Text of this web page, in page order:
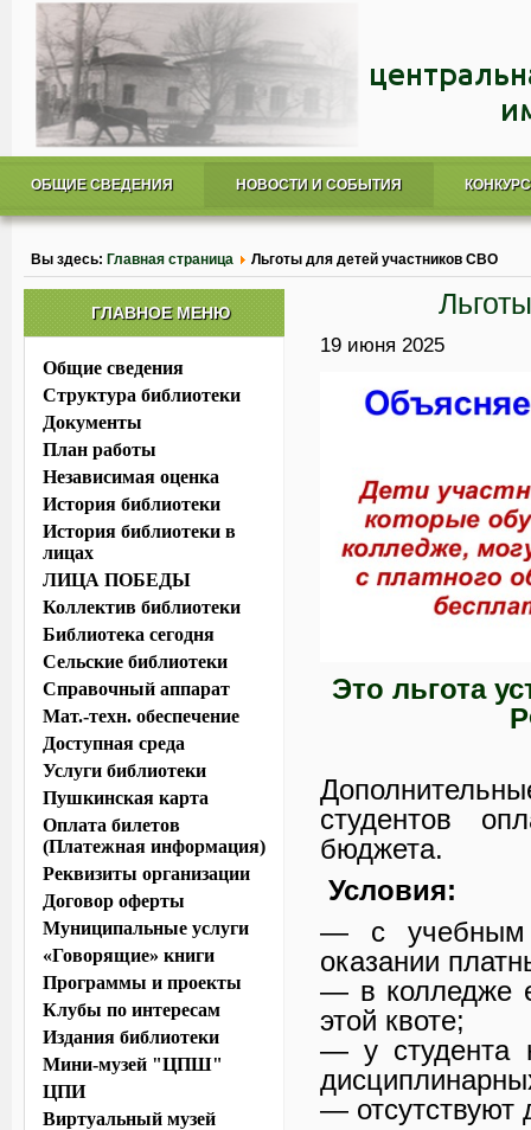
ОБЩИЕ СВЕДЕНИЯ НОВОСТИ И СОБЫТИЯ
Вы здесь: Главная страница Льготы для детей участников СВО
19 июня 2025
Это льгота
студентов
бюджета.
Условия:
— с учебным
оказании
— в колледже
этой квоте;
— у студента
— отсутствуют
ГЛАВНОЕ МЕНЮ
Общие сведения
Структура библиотеки
Документы
План работы
Независимая оценка
История библиотеки
История библиотеки в
лицах
ЛИЦА ПОБЕДЫ
Коллектив библиотеки
Библиотека сегодня
Сельские библиотеки
Справочный аппарат
Мат.-техн. обеспечение
Доступная среда
Услуги библиотеки
Пушкинская карта
Оплата билетов
(Платежная информация)
Реквизиты организации
Договор оферты
Муниципальные услуги
«Говорящие» книги
Программы и проекты
Клубы по интересам
Издания библиотеки
Мини-музей "ЦПШ"
ЦПИ
Виртуальный музей